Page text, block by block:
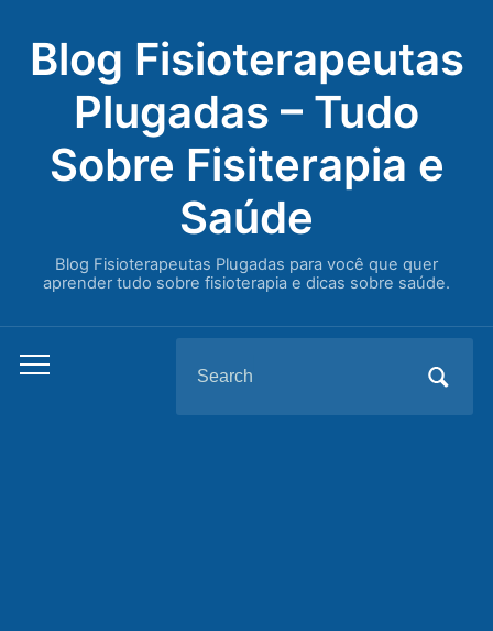
Blog Fisioterapeutas
Plugadas – Tudo
Sobre Fisiterapia e
Saúde
Blog Fisioterapeutas Plugadas para você que quer
aprender tudo sobre fisioterapia e dicas sobre saúde.
Toggle
for: